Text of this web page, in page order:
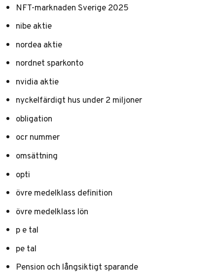
NFT-marknaden Sverige 2025
nibe aktie
nordea aktie
nordnet sparkonto
nvidia aktie
nyckelfärdigt hus under 2 miljoner
obligation
ocr nummer
omsättning
opti
övre medelklass definition
övre medelklass lön
p e tal
pe tal
Pension och långsiktigt sparande